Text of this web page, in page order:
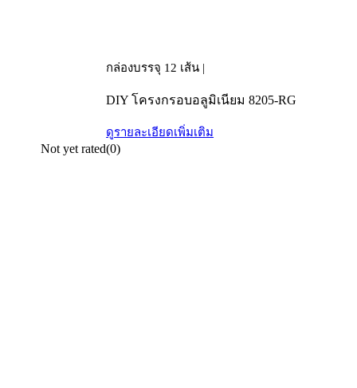
กล่องบรรจุ 12 เส้น |
DIY โครงกรอบอลูมิเนียม 8205-RG
ดูรายละเอียดเพิ่มเติม
Not yet rated(0)